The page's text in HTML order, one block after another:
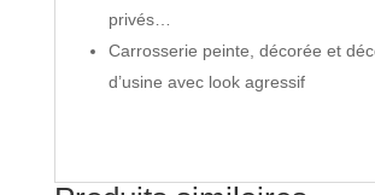
privés…
Carrosserie peinte, décorée et
d’usine avec look agressif